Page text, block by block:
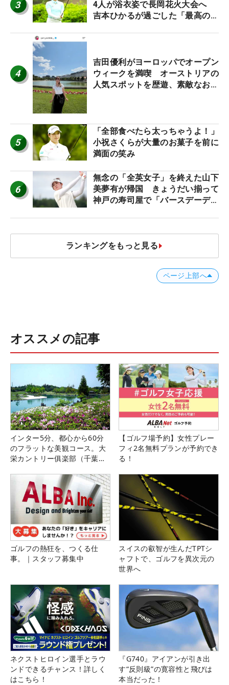
3
4人が浴衣姿で長岡花火大会へ
吉本ひかるが過ごした「最高の夏
4
吉田優利がヨーロッパでオープン
ウィークを満喫 オーストリアの
人気スポットを歴遊、素敵なお土
5
「全部食べたら太っちゃうよ！」
小祝さくらが大量のお菓子を前に
満面の笑み
6
無念の「全英女子」を終えた山下
美夢有が帰国 きょうだい揃って
神戸の寿司屋で「バースデーディ
ランキングをもっと見る
ページ上部へ
オススメの記事
インター5分、都心から60分
のフラットな美観コース。大
栄カントリー俱楽部（千葉
【ゴルフ場予約】女性プレー
フィ2名無料プランが予約でき
る！
ゴルフの熱狂を、つくる仕
事。｜スタッフ募集中
スイスの叡智が生んだTPTシ
ャフトで、ゴルフを異次元の
世界へ
ネクストヒロイン選手とラウ
ンドできるチャンス！詳しく
はこちら！
『G740』アイアンが引き出
す“反則級”の寛容性と飛びは
本当だった！